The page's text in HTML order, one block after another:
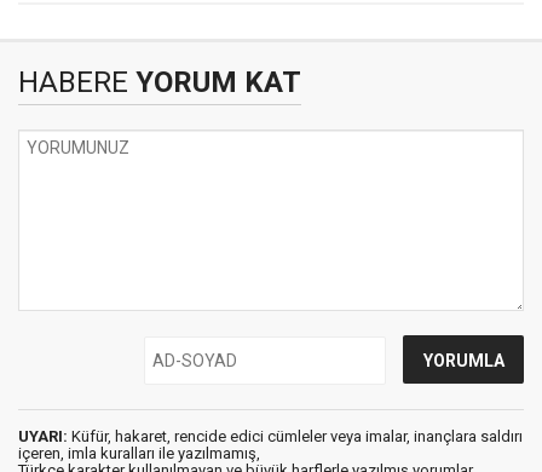
HABERE YORUM KAT
UYARI: Küfür, hakaret, rencide edici cümleler veya imalar, inançlara saldırı
içeren, imla kuralları ile yazılmamış,